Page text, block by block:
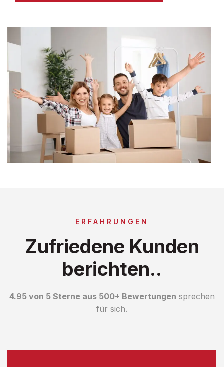
ERFAHRUNGEN
Zufriedene Kunden
berichten..
4.95 von 5 Sterne aus 500+ Bewertungen sprechen
für sich.